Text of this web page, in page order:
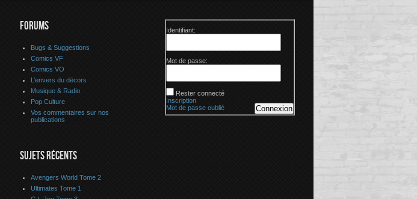
FORUMS
Bugs & Suggestions
Comics VF
Comics VO
L’envers du décors
Musique & Radio
Pop Culture
Vos commentaires sur nos
publications
SUJETS RÉCENTS
Avengers World Tome 2
Ultimates Tome 1
Identifiant:
Mot de passe:
Rester connecté
Connexion
Inscription
Mot de passe oublié